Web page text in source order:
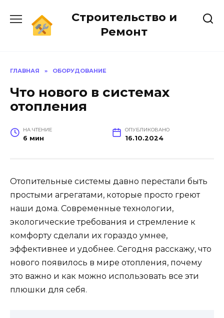
содержанию
Строительство и
Ремонт
ГЛАВНАЯ » ОБОРУДОВАНИЕ
Что нового в системах
отопления
НА ЧТЕНИЕ
6 мин
ОПУБЛИКОВАНО
16.10.2024
Отопительные системы давно перестали быть
простыми агрегатами, которые просто греют
наши дома. Современные технологии,
экологические требования и стремление к
комфорту сделали их гораздо умнее,
эффективнее и удобнее. Сегодня расскажу, что
нового появилось в мире отопления, почему
это важно и как можно использовать все эти
плюшки для себя.